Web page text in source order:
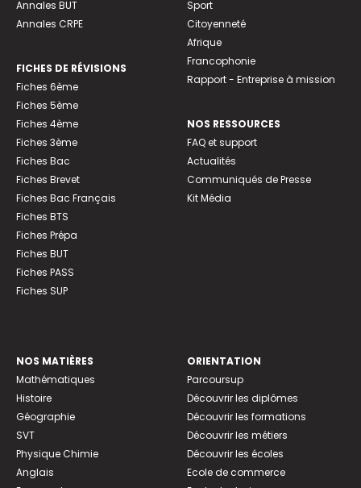
Annales BUT
Annales CRPE
FICHES DE RÉVISIONS
Fiches 6ème
Fiches 5ème
Fiches 4ème
Fiches 3ème
Fiches Bac
Fiches Brevet
Fiches Bac Français
Fiches BTS
Fiches Prépa
Fiches BUT
Fiches PASS
Fiches SUP
Sport
Citoyenneté
Afrique
Francophonie
Rapport - Entreprise à mission
NOS RESSOURCES
FAQ et support
Actualités
Communiqués de Presse
Kit Média
NOS MATIÈRES
Mathématiques
Histoire
Géographie
SVT
Physique Chimie
Anglais
ORIENTATION
Parcoursup
Découvrir les diplômes
Découvrir les formations
Découvrir les métiers
Découvrir les écoles
Ecole de commerce